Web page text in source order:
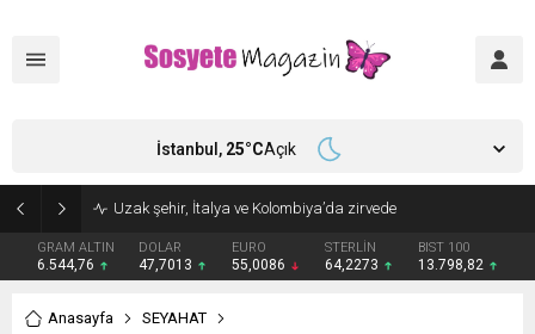
Uzak şehir, İtalya ve Kolombiya’da zirvede
GRAM ALTIN
6.544,76
DOLAR
47,7013
EURO
55,0086
STERLİN
64,2273
BIST 100
13.798,82
İstanbul, 25°CAçık
Anasayfa
SEYAHAT